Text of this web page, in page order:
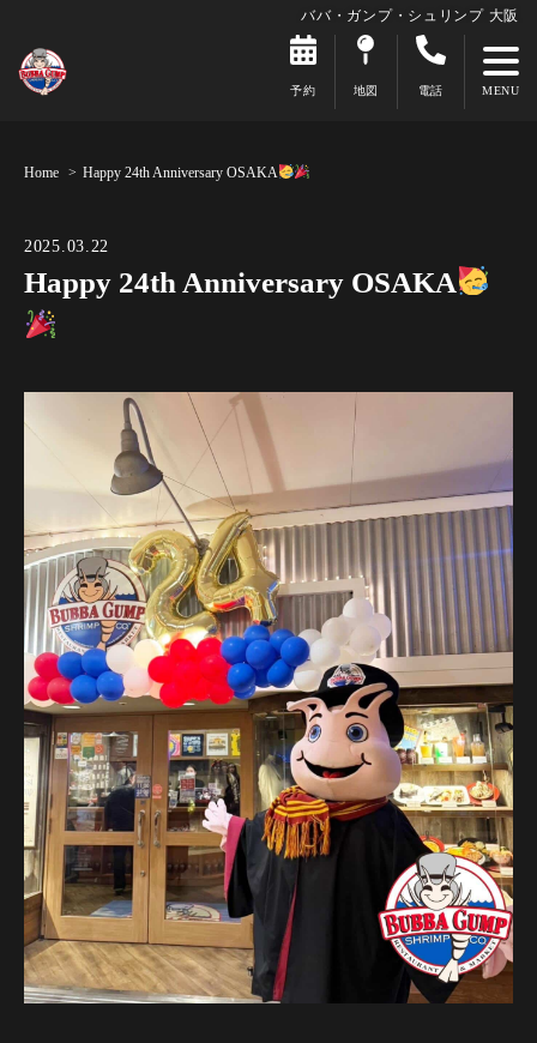
ババ・ガンプ・シュリンプ 大阪
予約 地図 電話
Home Happy 24th Anniversary OSAKA
2025.03.22
Happy 24th Anniversary OSAKA